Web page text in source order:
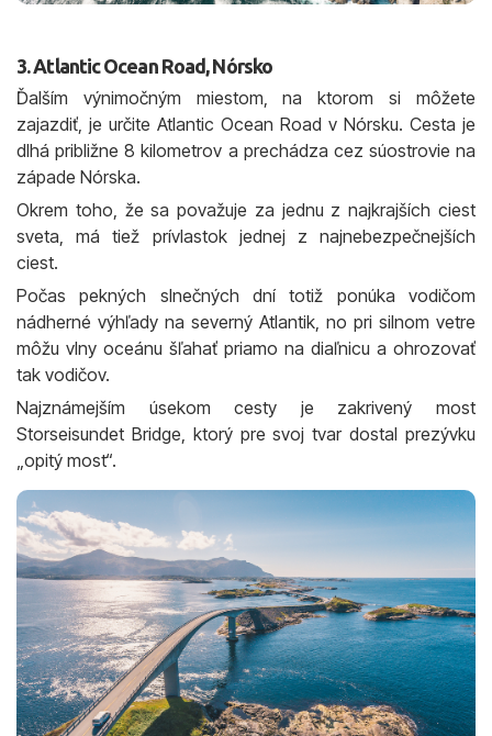
3. Atlantic Ocean Road, Nórsko
Ďalším výnimočným miestom, na ktorom si môžete
zajazdiť, je určite Atlantic Ocean Road v Nórsku. Cesta je
dlhá približne 8 kilometrov a prechádza cez súostrovie na
západe Nórska.
Okrem toho, že sa považuje za jednu z najkrajších ciest
sveta, má tiež prívlastok jednej z najnebezpečnejších
ciest.
Počas pekných slnečných dní totiž ponúka vodičom
nádherné výhľady na severný Atlantik, no pri silnom vetre
môžu vlny oceánu šľahať priamo na diaľnicu a ohrozovať
tak vodičov.
Najznámejším úsekom cesty je zakrivený most
Storseisundet Bridge, ktorý pre svoj tvar dostal prezývku
„opitý most“.